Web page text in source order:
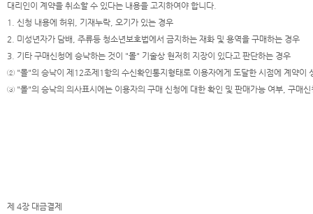
대리인이 계약을 취소할 수 있다는 내용을 고지하여야 합니다.
1. 신청 내용에 허위, 기재누락, 오기가 있는 경우
2. 미성년자가 담배, 주류등 청소년보호법에서 금지하는 재화 및 용역을 구매하는 경우
3. 기타 구매신청에 승낙하는 것이 "몰" 기술상 현저히 지장이 있다고 판단하는 경우
② "몰"의 승낙이 제12조제1항의 수신확인통지형태로 이용자에게 도달한 시점에 계약이
③ "몰"의 승낙의 의사표시에는 이용자의 구매 신청에 대한 확인 및 판매가능 여부, 구매
제 4장 대금결제